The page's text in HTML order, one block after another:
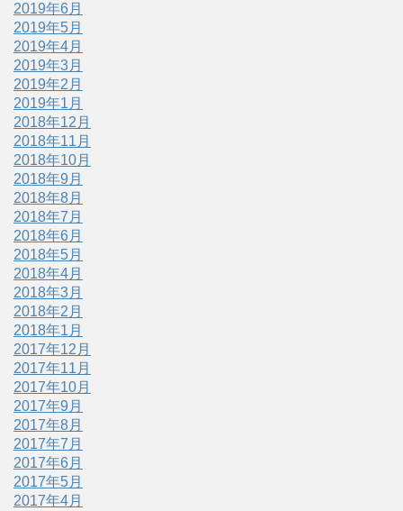
2019年6月
2019年5月
2019年4月
2019年3月
2019年2月
2019年1月
2018年12月
2018年11月
2018年10月
2018年9月
2018年8月
2018年7月
2018年6月
2018年5月
2018年4月
2018年3月
2018年2月
2018年1月
2017年12月
2017年11月
2017年10月
2017年9月
2017年8月
2017年7月
2017年6月
2017年5月
2017年4月